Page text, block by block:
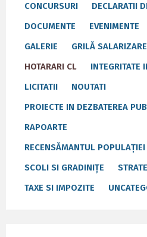
CONCURSURI
DECLARATII
DOCUMENTE
EVENIMENTE
GALERIE
GRILĂ
HOTARARI CL
INTEGRITATE
LICITATII
NOUTATI
PROIECTE IN DEZBATEREA
RAPOARTE
RECENSĂMANTUL
SCOLI SI GRADINIȚE
TAXE SI IMPOZITE